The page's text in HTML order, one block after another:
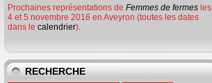
Prochaines représentations de Femmes de fermes les
4 et 5 novembre 2016 en Aveyron (toutes les dates
dans le calendrier).
RECHERCHE